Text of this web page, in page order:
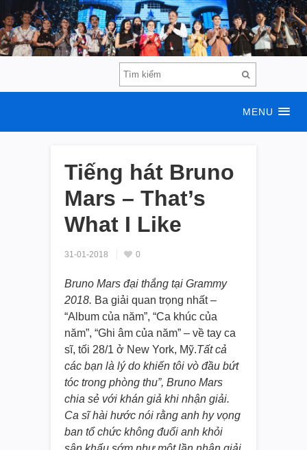
MENU
Tiếng hát Bruno
Mars – That’s
What I Like
31-01-2018 0
Bruno Mars đại thắng tại Grammy
2018. Ba giải quan trọng nhất –
“Album của năm”, “Ca khúc của
năm”, “Ghi âm của năm” – về tay ca
sĩ, tối 28/1 ở New York, Mỹ.Tất cả
các bạn là lý do khiến tôi vò đầu bứt
tóc trong phòng thu”, Bruno Mars
chia sẻ với khán giả khi nhận giải.
Ca sĩ hài hước nói rằng anh hy vọng
ban tổ chức không đuổi anh khỏi